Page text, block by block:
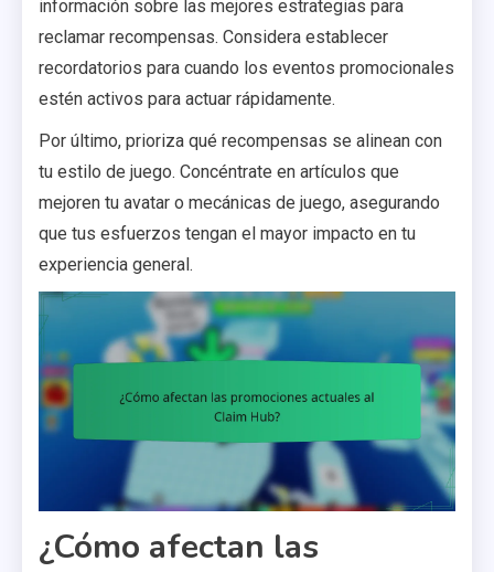
información sobre las mejores estrategias para
reclamar recompensas. Considera establecer
recordatorios para cuando los eventos promocionales
estén activos para actuar rápidamente.
Por último, prioriza qué recompensas se alinean con
tu estilo de juego. Concéntrate en artículos que
mejoren tu avatar o mecánicas de juego, asegurando
que tus esfuerzos tengan el mayor impacto en tu
experiencia general.
¿Cómo afectan las